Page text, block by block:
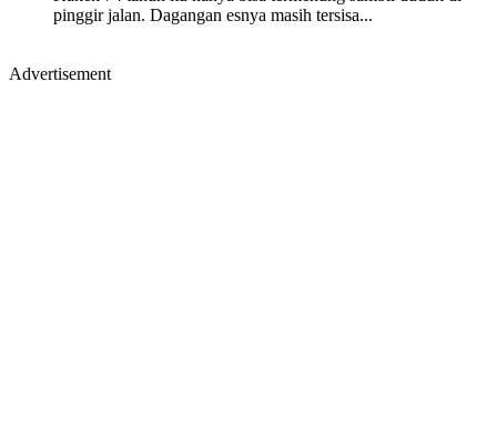
pinggir jalan. Dagangan esnya masih tersisa...
Advertisement